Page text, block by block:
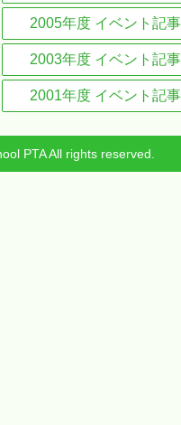
2005年度 イベント記事
2003年度 イベント記事
2001年度 イベント記事
PTA All rights reserved.